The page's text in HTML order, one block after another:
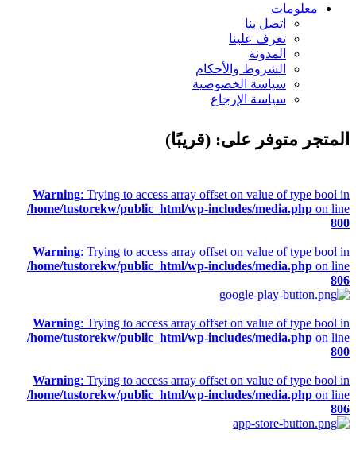
معلومات
اتصل بنا
تعرف علينا
المدونة
الشروط والأحكام
سياسة الخصوصية
سياسة الإرجاع
المتجر متوفر على: (قريبًا)
Warning: Trying to access array offset on value of type bool in
/home/tustorekw/public_html/wp-includes/media.php on line
800
Warning: Trying to access array offset on value of type bool in
/home/tustorekw/public_html/wp-includes/media.php on line
806
Warning: Trying to access array offset on value of type bool in
/home/tustorekw/public_html/wp-includes/media.php on line
800
Warning: Trying to access array offset on value of type bool in
/home/tustorekw/public_html/wp-includes/media.php on line
806